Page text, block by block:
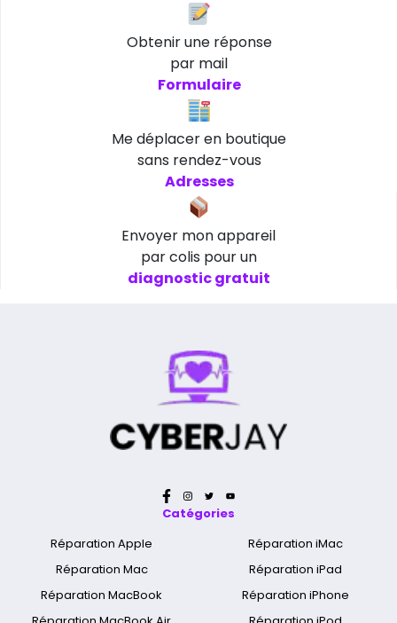
Obtenir une réponse
par mail
Formulaire
Me déplacer en boutique
sans rendez-vous
Adresses
Envoyer mon appareil
par colis pour un
diagnostic gratuit
Catégories
Réparation Apple
Réparation Mac
Réparation MacBook
Réparation iMac
Réparation iPad
Réparation iPhone